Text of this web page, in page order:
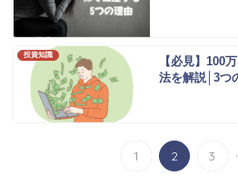
投資知識
【必見】100
法を解説│3つ
1 2 3